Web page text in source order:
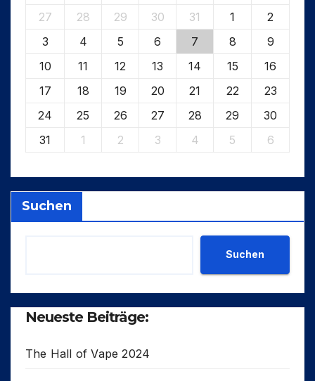
27
28 29 30 31 1
2
3
4 5 6 7 8
9
10
11 12 13 14 15
16
17
18 19 20 21 22
23
24
25 26 27 28 29
30
31
1 2 3 4 5 6
Suchen
Suchen
Neueste Beiträge:
The Hall of Vape 2024